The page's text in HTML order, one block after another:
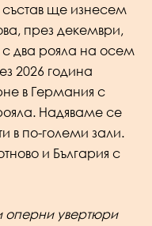
ще изнесем
през декември,
два рояла на осем
2026 година
в Германия с
Надяваме се
в по-големи зали.
и България с
оперни увертюри